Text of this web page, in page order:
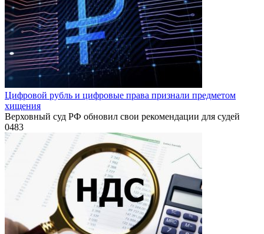
Цифровой рубль и цифровые права признали предметом
хищения
Верховный суд РФ обновил свои рекомендации для судей
0483